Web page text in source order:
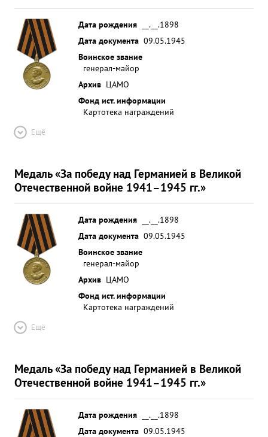
Дата рождения
__.__.1898
Дата документа 09.05.1945
Воинское звание
генерал-майор
Архив ЦАМО
Фонд ист. информации
Картотека награждений
Ещё
Медаль «За победу над Германией в Великой
Отечественной войне 1941–1945 гг.»
Дата рождения
__.__.1898
Дата документа 09.05.1945
Воинское звание
генерал-майор
Архив ЦАМО
Фонд ист. информации
Картотека награждений
Ещё
Медаль «За победу над Германией в Великой
Отечественной войне 1941–1945 гг.»
Дата рождения
__.__.1898
Дата документа 09.05.1945